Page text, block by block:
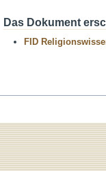
Das Dokument
FID